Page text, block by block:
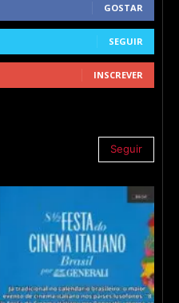
GOSTAR
SEGUIR
INSCREVER
Seguir